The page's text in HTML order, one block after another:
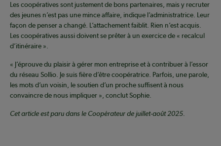
Les coopératives sont justement de bons partenaires, mais y recruter
des jeunes n’est pas une mince affaire, indique l’administratrice. Leur
façon de penser a changé. L’attachement faiblit. Rien n’est acquis.
Les coopératives aussi doivent se prêter à un exercice de « recalcul
d’itinéraire ».
« J’éprouve du plaisir à gérer mon entreprise et à contribuer à l’essor
du réseau Sollio. Je suis fière d’être coopératrice. Parfois, une parole,
les mots d’un voisin, le soutien d’un proche suffisent à nous
convaincre de nous impliquer », conclut Sophie.
Cet article est paru dans le Coopérateur de juillet-août 2025.